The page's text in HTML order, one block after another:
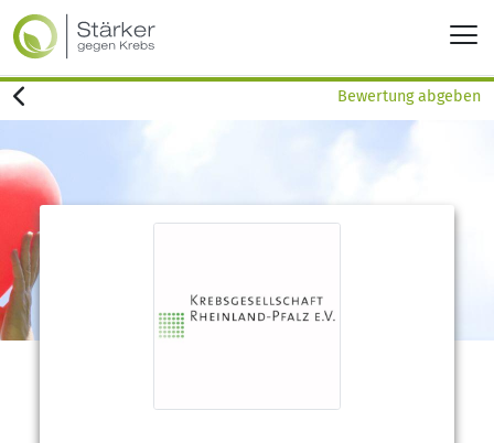
Bewertung abgeben